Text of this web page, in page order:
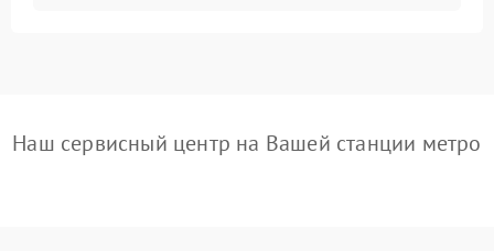
Наш сервисный центр на Вашей станции метро